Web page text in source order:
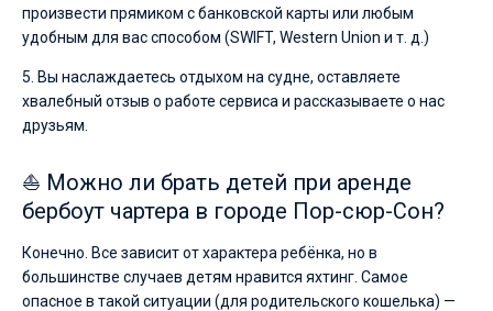
произвести прямиком с банковской карты или любым
удобным для вас способом (SWIFT, Western Union и т. д.)
5. Вы наслаждаетесь отдыхом на судне, оставляете
хвалебный отзыв о работе сервиса и рассказываете о нас
друзьям.
⛵ Можно ли брать детей при аренде
бербоут чартера в городе Пор-сюр-Сон?
Конечно. Все зависит от характера ребёнка, но в
большинстве случаев детям нравится яхтинг. Самое
опасное в такой ситуации (для родительского кошелька) —